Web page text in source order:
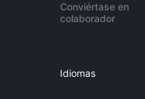
Conviértase en
colaborador
Idiomas